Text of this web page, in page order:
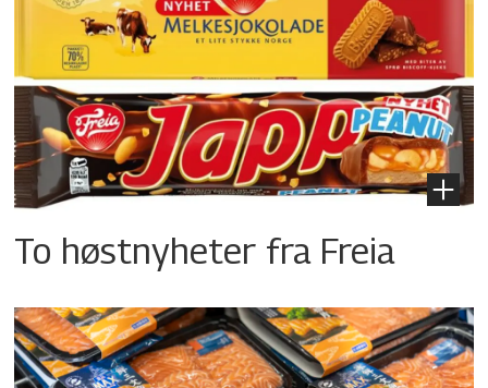
To høstnyheter fra Freia